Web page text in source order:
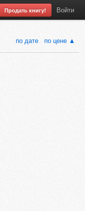
Продать книгу! Войти
по дате по цене ▲